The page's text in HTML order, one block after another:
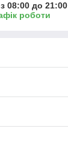
08:00 до 21:00
роботи